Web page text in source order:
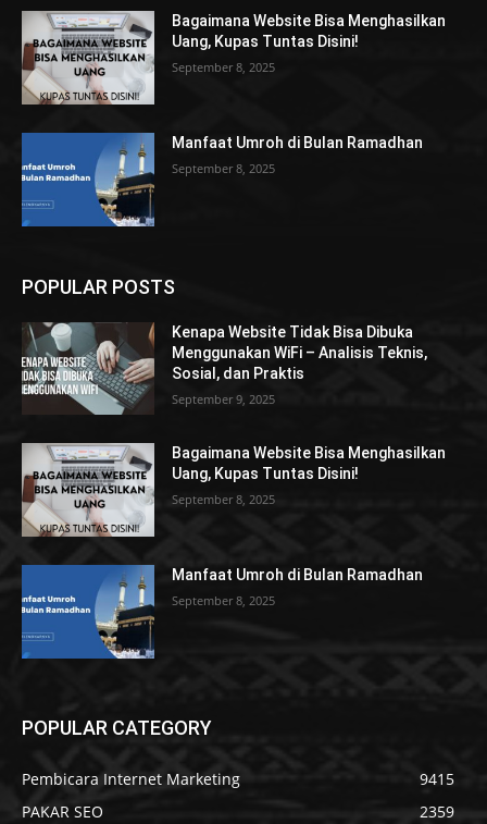
Bagaimana Website Bisa Menghasilkan
Uang, Kupas Tuntas Disini!
September 8, 2025
Manfaat Umroh di Bulan Ramadhan
September 8, 2025
POPULAR POSTS
Kenapa Website Tidak Bisa Dibuka
Menggunakan WiFi – Analisis Teknis,
Sosial, dan Praktis
September 9, 2025
Bagaimana Website Bisa Menghasilkan
Uang, Kupas Tuntas Disini!
September 8, 2025
Manfaat Umroh di Bulan Ramadhan
September 8, 2025
POPULAR CATEGORY
Pembicara Internet Marketing
9415
PAKAR SEO
2359